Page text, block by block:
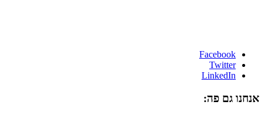
Facebook
Twitter
LinkedIn
אנחנו גם פה: